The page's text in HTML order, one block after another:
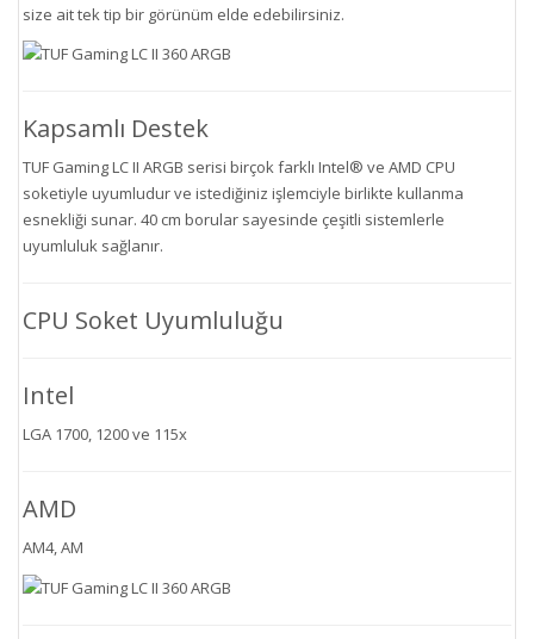
size ait tek tip bir görünüm elde edebilirsiniz.
Kapsamlı Destek
TUF Gaming LC II ARGB serisi birçok farklı Intel® ve AMD CPU
soketiyle uyumludur ve istediğiniz işlemciyle birlikte kullanma
esnekliği sunar. 40 cm borular sayesinde çeşitli sistemlerle
uyumluluk sağlanır.
CPU Soket Uyumluluğu
Intel
LGA 1700, 1200 ve 115x
AMD
AM4, AM